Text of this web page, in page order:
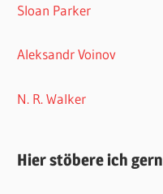
Sloan Parker
Aleksandr Voinov
N. R. Walker
Hier stöbere ich gern